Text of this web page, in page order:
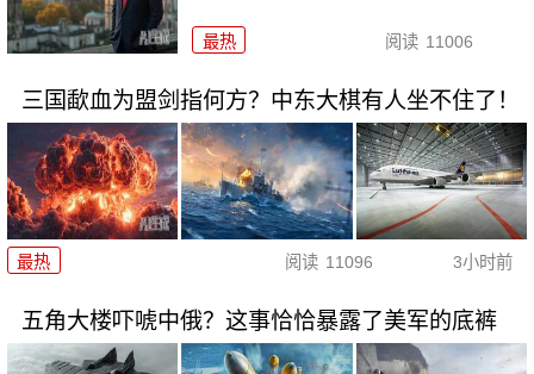
最热 阅读 11006
三国歃血为盟剑指何方？中东大棋有人坐不住了！
最热 阅读 11096 3小时前
五角大楼吓唬中俄？这事恰恰暴露了美军的底裤